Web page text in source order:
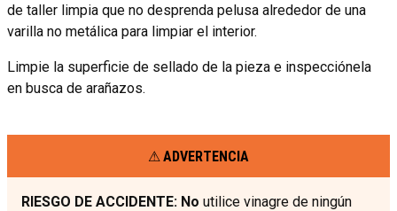
de taller limpia que no desprenda pelusa alrededor de una
varilla no metálica para limpiar el interior.
Limpie la superficie de sellado de la pieza e inspecciónela
en busca de arañazos.
ADVERTENCIA
RIESGO DE ACCIDENTE: No utilice vinagre de ningún